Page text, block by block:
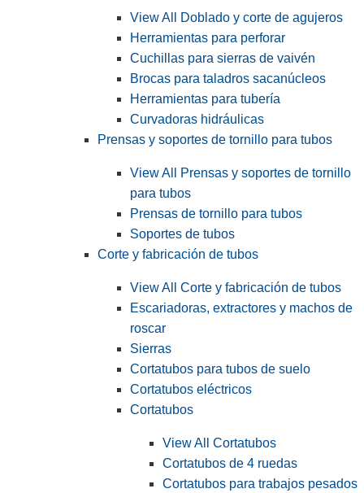
View All Doblado y corte de agujeros
Herramientas para perforar
Cuchillas para sierras de vaivén
Brocas para taladros sacanúcleos
Herramientas para tubería
Curvadoras hidráulicas
Prensas y soportes de tornillo para tubos
View All Prensas y soportes de tornillo
para tubos
Prensas de tornillo para tubos
Soportes de tubos
Corte y fabricación de tubos
View All Corte y fabricación de tubos
Escariadoras, extractores y machos de
roscar
Sierras
Cortatubos para tubos de suelo
Cortatubos eléctricos
Cortatubos
View All Cortatubos
Cortatubos de 4 ruedas
Cortatubos para trabajos pesados